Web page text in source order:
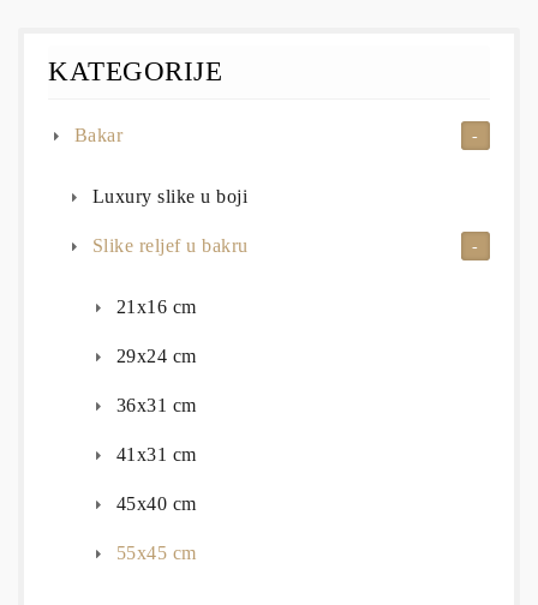
KATEGORIJE
Bakar
Luxury slike u boji
Slike reljef u bakru
21x16 cm
29x24 cm
36x31 cm
41x31 cm
45x40 cm
55x45 cm